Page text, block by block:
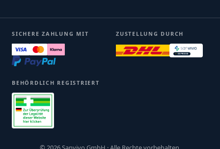
SICHERE ZAHLUNG MIT ZUSTELLUNG DURCH
BEHÖRDLICH REGISTRIERT